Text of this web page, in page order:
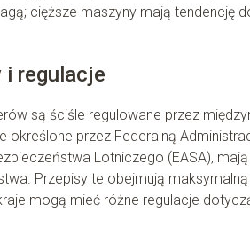
cięższe maszyny mają tendencję
i regulacje
są ściśle regulowane przez
przez Federalną
Lotniczego (EASA),
Przepisy te obejmują
mogą mieć różne regulacje